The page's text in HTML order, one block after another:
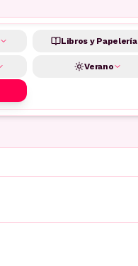
Libros y Papelería
Verano